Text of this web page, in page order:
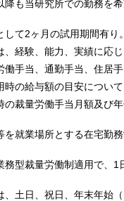
降も当研究所での勤務を
して2ヶ月の試用期間有り。
、経験、能力、実績に応
働手当、通勤手当、住居
時の給与額の目安について
の裁量労働手当月額及び
を就業場所とする在宅勤務
務型裁量労働制適用で、1
、土日、祝日、年末年始